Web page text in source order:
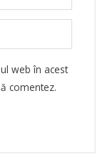
web în acest
comentez.